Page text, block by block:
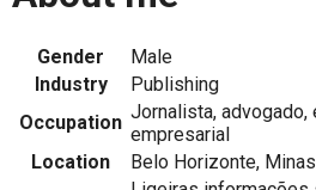
Gender
Male
Industry
Publishing
Occupation Jornalista, advogado,
empresarial
Location
Belo Horizonte,